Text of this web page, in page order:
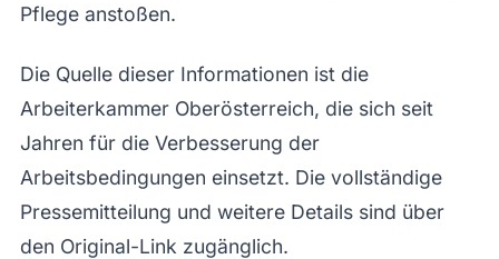
Pflege anstoßen.
Die Quelle dieser Informationen ist die
Arbeiterkammer Oberösterreich, die sich seit
Jahren für die Verbesserung der
Arbeitsbedingungen einsetzt. Die vollständige
Pressemitteilung und weitere Details sind über
den Original-Link zugänglich.